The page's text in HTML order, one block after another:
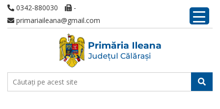
0342-880030
-
primariaileana@gmail.com